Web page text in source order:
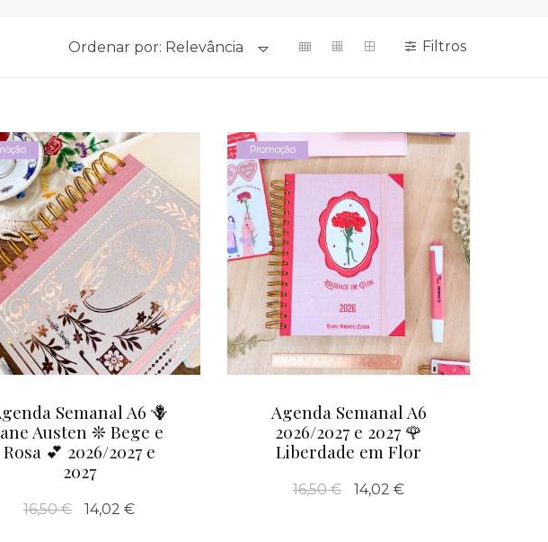
Ordenar por: Relevância Filtros
Semanal A6 🪻
Austen ❊ Bege e
Rosa 💕 2026/2027 e
2027
16,50 € 14,02 €
Promoção
Agenda Semanal A6
2026/2027 e 2027 🌹
Liberdade em Flor
16,50 € 14,02 €